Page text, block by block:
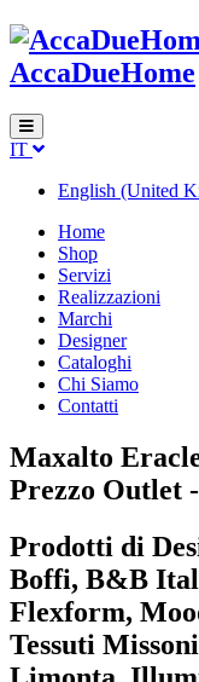
AccaDueHome
IT
English (United
Home
Shop
Servizi
Realizzazioni
Marchi
Designer
Cataloghi
Chi Siamo
Contatti
Maxalto
Prezzo Outlet
Prodotti di
Boffi, B&B
Flexform,
Tessuti